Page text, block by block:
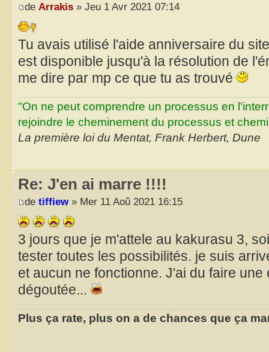
de Arrakis » Jeu 1 Avr 2021 07:14
Tu avais utilisé l'aide anniversaire du
est disponible jusqu'à la résolution de
me dire par mp ce que tu as trouvé
"On ne peut comprendre un processus en
rejoindre le cheminement du processus et
La première loi du Mentat, Frank Herbert, Dune
Re: J'en ai marre !!!!
de tiffiew» Mer 11 Aoû 2021 16:15
3 jours que je m'attele au kakurasu 3,
tester toutes les possibilités. je suis
et aucun ne fonctionne. J'ai du faire
dégoutée...
Plus ça rate, plus on a de chances que ça